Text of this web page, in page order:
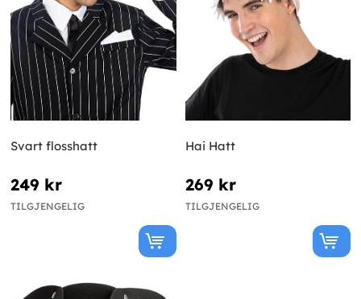
Svart flosshatt
249 kr
TILGJENGELIG
Hai Hatt
269 kr
TILGJENGELIG